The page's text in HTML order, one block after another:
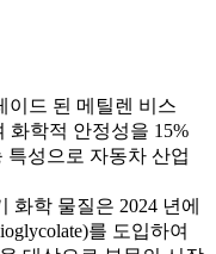
이드 된 메틸렌 비스
화학적 안정성을 15%
특성으로 자동차 산업
화학 물질은 2024 년에
를 도입하여